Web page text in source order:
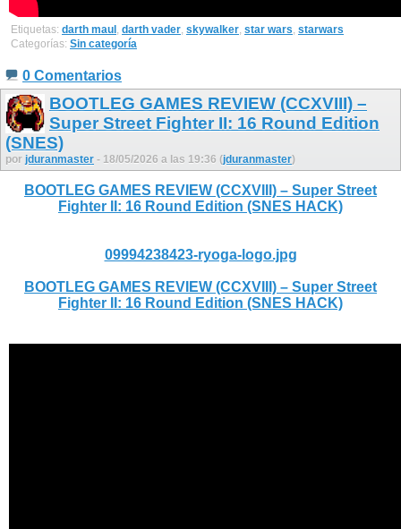
Etiquetas: darth maul , darth vader, skywalker, star wars, starwars
Categorías: Sin categoría
0 Comentarios
BOOTLEG GAMES REVIEW (CCXVIII) –
Super Street Fighter II: 16 Round Edition
(SNES)
por jduranmaster - 18/05/2026 a las 19:36 (jduranmaster)
BOOTLEG GAMES REVIEW (CCXVIII) – Super Street
Fighter II: 16 Round Edition (SNES HACK)
09994238423-ryoga-logo.jpg
BOOTLEG GAMES REVIEW (CCXVIII) – Super Street
Fighter II: 16 Round Edition (SNES HACK)